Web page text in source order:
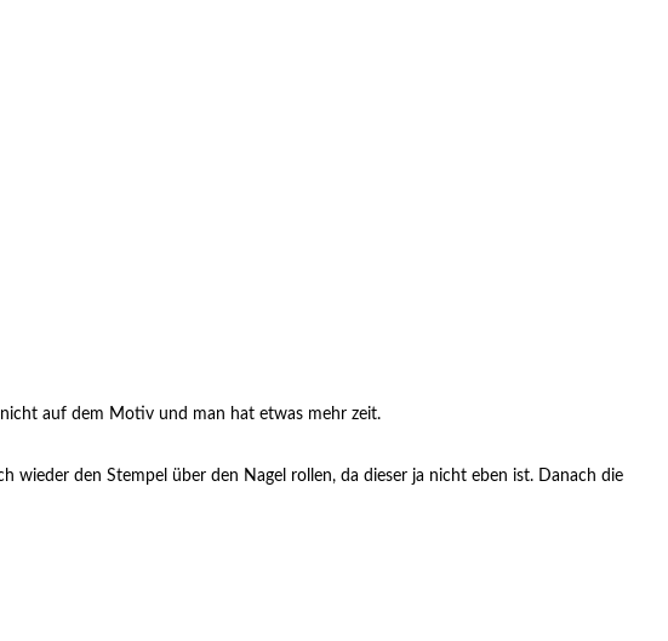
auf dem Motiv und man hat etwas mehr zeit.
den Stempel über den Nagel rollen, da dieser ja nicht eben ist. Danach die